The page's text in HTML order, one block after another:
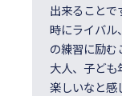
出来ることで
時にライバル
の練習に励む
大人、子ど
楽しいなと感